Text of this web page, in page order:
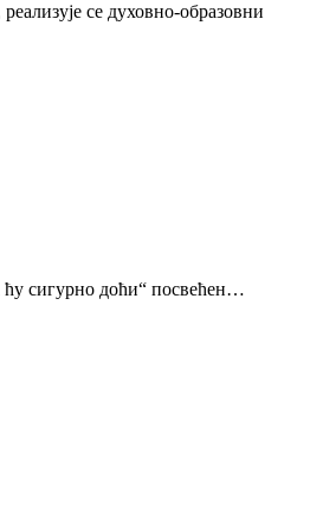
се духовно-образовни
ћу сигурно доћи“ посвећен…